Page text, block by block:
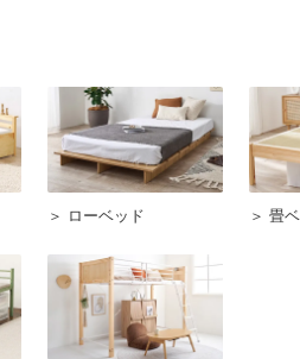
＞ ローベッド ＞ 畳